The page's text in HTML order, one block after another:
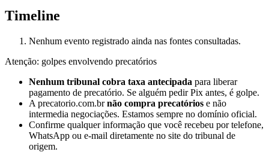
Timeline
Nenhum evento registrado ainda nas fontes consultadas.
Atenção: golpes envolvendo precatórios
Nenhum tribunal cobra taxa antecipada para liberar
pagamento de precatório. Se alguém pedir Pix antes, é golpe.
A precatorio.com.brnão compra precatórios e não
intermedia negociações. Estamos sempre no domínio oficial.
Confirme qualquer informação que você recebeu por telefone,
WhatsApp ou e-mail diretamente no site do tribunal de
origem.